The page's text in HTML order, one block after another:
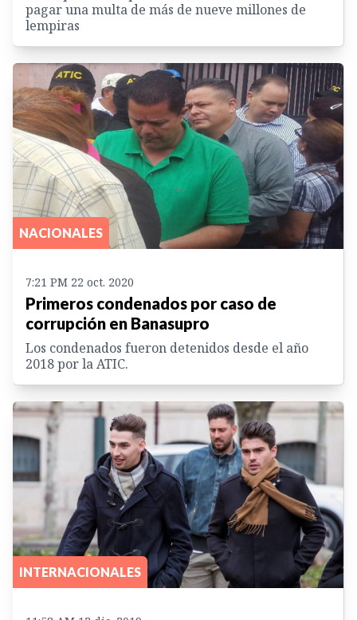
pagar una multa de más de nueve millones de
lempiras
NACIONALES
7:21 PM 22 oct. 2020
Primeros condenados por caso de
corrupción en Banasupro
Los condenados fueron detenidos desde el año
2018 por la ATIC.
INTERNACIONALES